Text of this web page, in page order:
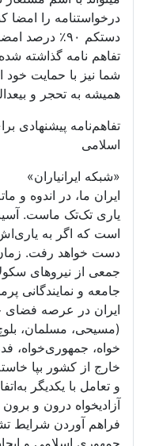
دستکم ۹۰٪
تفاهم نامه گذاشته
شما نیز با حمایت خود
همیشه به تحجر و
تفاهم‌نامه پیشنهادی
اسلامی
«شبکه ایرانیاران»
ایران ما، در اندوه و
یاری تک‌تک ماست.
است که اگر به
دست خواهد رفت.
جمعی از نیروهای
جامعه و نمایندگانی
ایران در عرصه فضای
(مسیحی، مسلمان،
خواه، جمهوری‌خواه،
خارج از کشور بپا
و تعامل با یکدیگر
آزادیخواه درون و
فراهم آوردن شرایط
جمهوری اسلامی و